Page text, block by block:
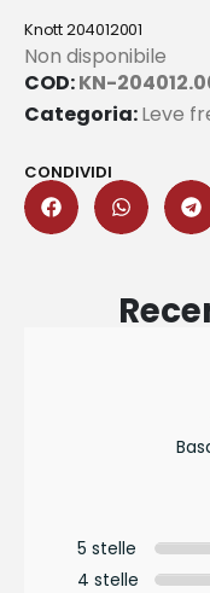
Knott 204012001
Non disponibile
COD:KN-
Categoria:Leve
CONDIVIDI
5 stelle
4 stelle